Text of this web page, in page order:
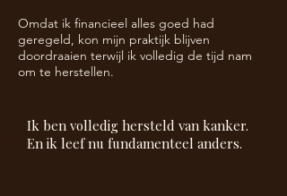
Omdat ik financieel alles goed had
geregeld, kon mijn praktijk blijven
doordraaien terwijl ik volledig de tijd nam
om te herstellen.
Ik ben volledig hersteld van kanker.
En ik leef nu fundamenteel anders.